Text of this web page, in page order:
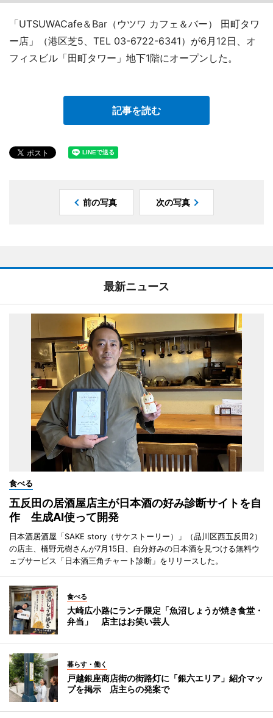
「UTSUWACafe＆Bar（ウツワ カフェ＆バー） 田町タワ
ー店」（港区芝5、TEL 03-6722-6341）が6月12日、オ
フィスビル「田町タワー」地下1階にオープンした。
記事を読む
前の写真 次の写真
最新ニュース
食べる
五反田の居酒屋店主が日本酒の好み診断サイトを自
作 生成AI使って開発
日本酒居酒屋「SAKE story（サケストーリー）」（品川区西五反田2）
の店主、橋野元樹さんが7月15日、自分好みの日本酒を見つける無料ウ
ェブサービス「日本酒三角チャート診断」をリリースした。
食べる
大崎広小路にランチ限定「魚沼しょうが焼き食堂・
弁当」 店主はお笑い芸人
暮らす・働く
戸越銀座商店街の街路灯に「銀六エリア」紹介マッ
プを掲示 店主らの発案で